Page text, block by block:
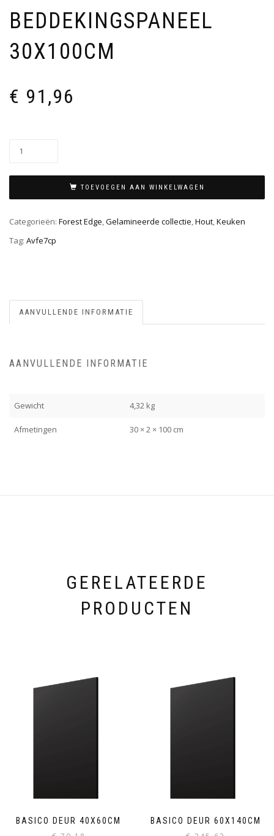
BEDDEKINGSPANEEL
30X100CM
€ 91,96
TOEVOEGEN AAN WINKELWAGEN
Categorieën: Forest Edge,Gelamineerde collectie,Hout,Keuken
Tag: Avfe7cp
AANVULLENDE INFORMATIE
AANVULLENDE INFORMATIE
Gewicht 4,32 kg
Afmetingen 30 × 2 × 100 cm
GERELATEERDE
PRODUCTEN
BASICO DEUR 40X60CM BASICO DEUR 60X140CM